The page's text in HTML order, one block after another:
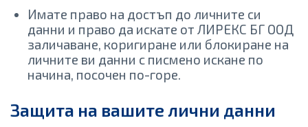
Имате право на достъп до личните си
данни и право да искате от ЛИРЕКС БГ ООД
заличаване, коригиране или блокиране на
личните ви данни с писмено искане по
начина, посочен по-горе.
Защита на вашите лични данни